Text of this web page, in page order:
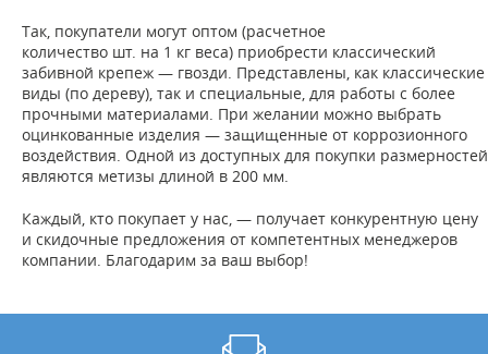
Жду звонка
Так, покупатели могут оптом (расчетное
количество шт. на 1 кг веса) приобрести классический
забивной крепеж — гвозди. Представлены, как классические
виды (по дереву), так и специальные, для работы с более
прочными материалами. При желании можно выбрать
оцинкованные изделия — защищенные от коррозионного
воздействия. Одной из доступных для покупки размерностей
являются метизы длиной в 200 мм.
Каждый, кто покупает у нас, — получает конкурентную цену
и скидочные предложения от компетентных менеджеров
компании. Благодарим за ваш выбор!